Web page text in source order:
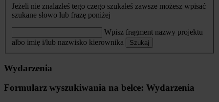
Jeżeli nie znalazłeś tego czego szukałeś zawsze możesz wpisać
szukane słowo lub frazę poniżej
Wpisz fragment nazwy projektu
albo imię i/lub nazwisko kierownika
Szukaj
Wydarzenia
Formularz wyszukiwania na belce: Wydarzenia